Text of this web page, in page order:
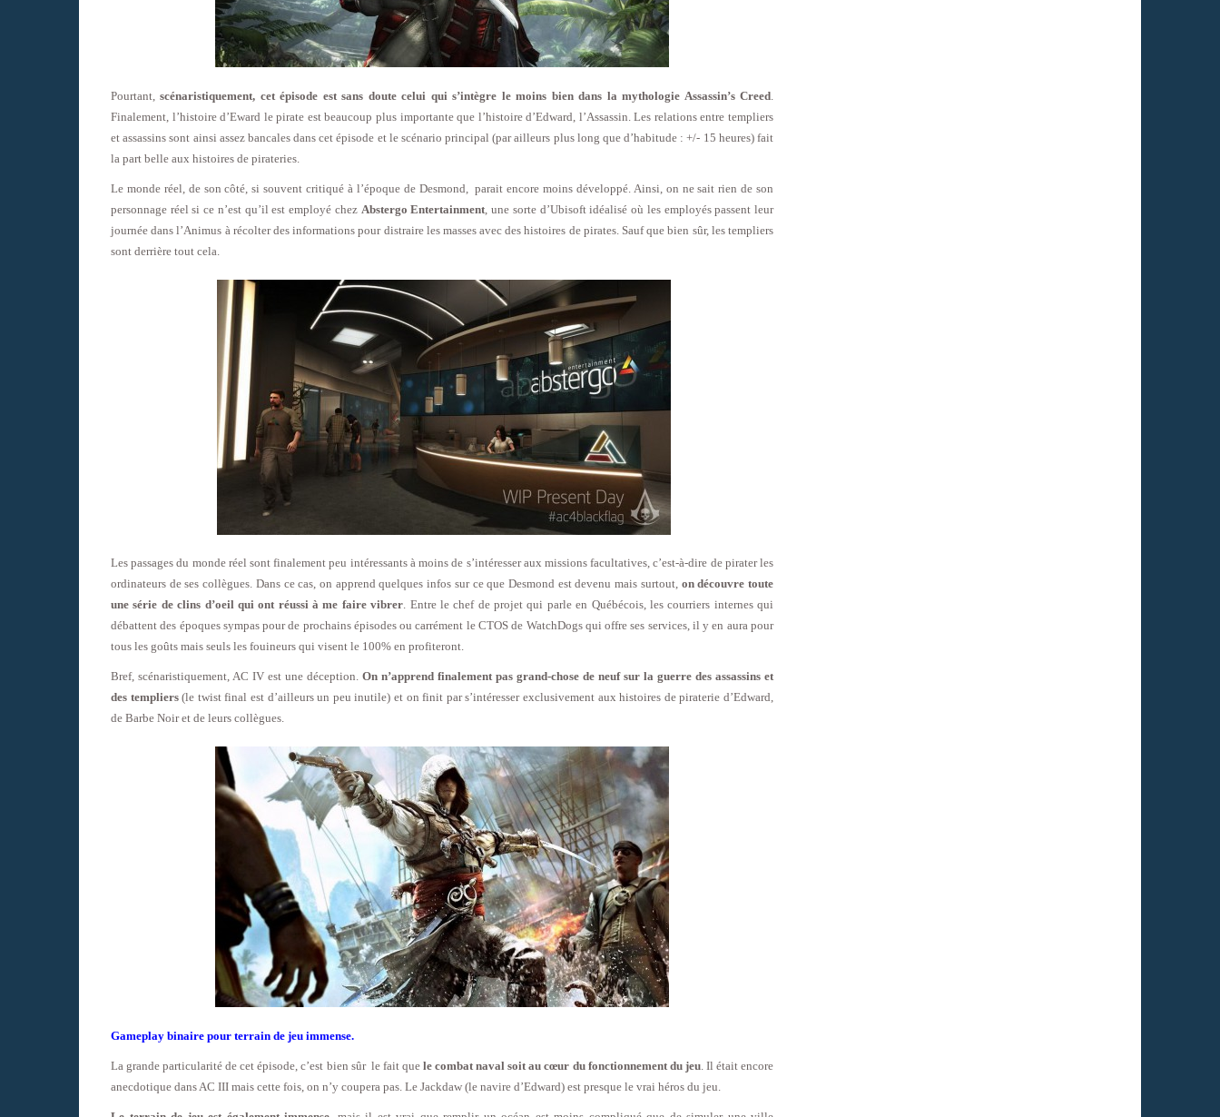
Pourtant,scénaristiquement, cet épisode est sans doute celui qui s’intègre le moins bien dans la mythologie Assassin’s Creed
Finalement, l’histoire d’Eward le pirate est beaucoup plus importante que l’histoire d’Edward, l’Assassin. Les relations entre templiers
et assassins sont ainsi assez bancales dans cet épisode et le scénario principal (par ailleurs plus long que d’habitude : +/- 15 heures) fait
la part belle aux histoires de pirateries.
Le monde réel, de son côté, si souvent critiqué à l’époque de Desmond, parait encore moins développé. Ainsi, on ne sait rien de son
personnage réel si ce n’est qu’il est employé chez Abstergo Entertainment , une sorte d’Ubisoft idéalisé où les employés passent leur
journée dans l’Animus à récolter des informations pour distraire les masses avec des histoires de pirates. Sauf que bien sûr, les templiers
sont derrière tout cela.
Les passages du monde réel sont finalement peu intéressants à moins de s’intéresser aux missions facultatives, c’est-à-dire de pirater les
ordinateurs de ses collègues. Dans ce cas, on apprend quelques infos sur ce que Desmond est devenu mais surtout, on découvre toute
une série de clins d’oeil qui ont réussi à me faire vibrer. Entre le chef de projet qui parle en Québécois, les courriers internes qui
débattent des époques sympas pour de prochains épisodes ou carrément le CTOS de WatchDogs qui offre ses services, il y en aura pour
tous les goûts mais seuls les fouineurs qui visent le 100% en profiteront.
Bref, scénaristiquement, AC IV est une déception. On n’apprend finalement pas grand-chose de neuf sur la guerre des assassins et
des templiers(le twist final est d’ailleurs un peu inutile) et on finit par s’intéresser exclusivement aux histoires de piraterie d’Edward,
de Barbe Noir et de leurs collègues.
Gameplay binaire pour terrain de jeu immense.
La grande particularité de cet épisode, c’est bien sûr le fait quele combat naval soit au cœur du fonctionnement du jeu. Il était encore
anecdotique dans AC III mais cette fois, on n’y coupera pas. Le Jackdaw (le navire d’Edward) est presque le vrai héros du jeu.